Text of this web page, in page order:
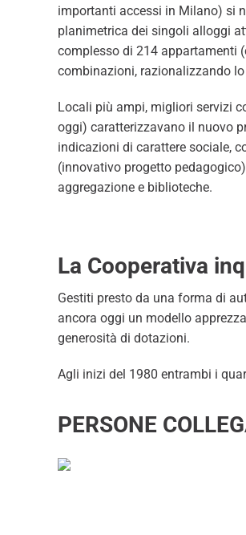
importanti accessi in Milano) si
planimetrica dei singoli alloggi
complesso di 214 appartamenti
combinazioni, razionalizzando
Locali più ampi, migliori servizi
oggi) caratterizzavano il nuovo
indicazioni di carattere sociale,
(innovativo progetto
aggregazione e biblioteche.
La Cooperativa
Gestiti presto da una forma di
ancora oggi un modello
generosità di dotazioni.
Agli inizi del 1980 entrambi i
PERSONE